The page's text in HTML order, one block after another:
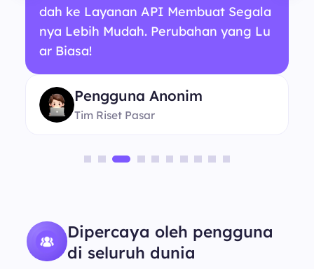
dah ke Layanan API Membuat Segala
nya Lebih Mudah. Perubahan yang Lu
ar Biasa!
Pengguna Anonim
Tim Riset Pasar
Dipercaya oleh pengguna
di seluruh dunia